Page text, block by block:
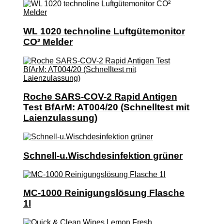
WL 1020 technoline Luftgütemonitor
CO² Melder
Roche SARS-COV-2 Rapid Antigen
Test BfArM: AT004/20 (Schnelltest mit
Laienzulassung)
Schnell-u.Wischdesinfektion grüner
MC-1000 Reinigungslösung Flasche
1l